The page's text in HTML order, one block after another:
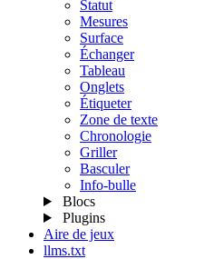
Statut
Mesures
Surface
Échanger
Tableau
Onglets
Étiqueter
Zone de texte
Chronologie
Griller
Basculer
Info-bulle
Blocs
Plugins
Aire de jeux
llms.txt